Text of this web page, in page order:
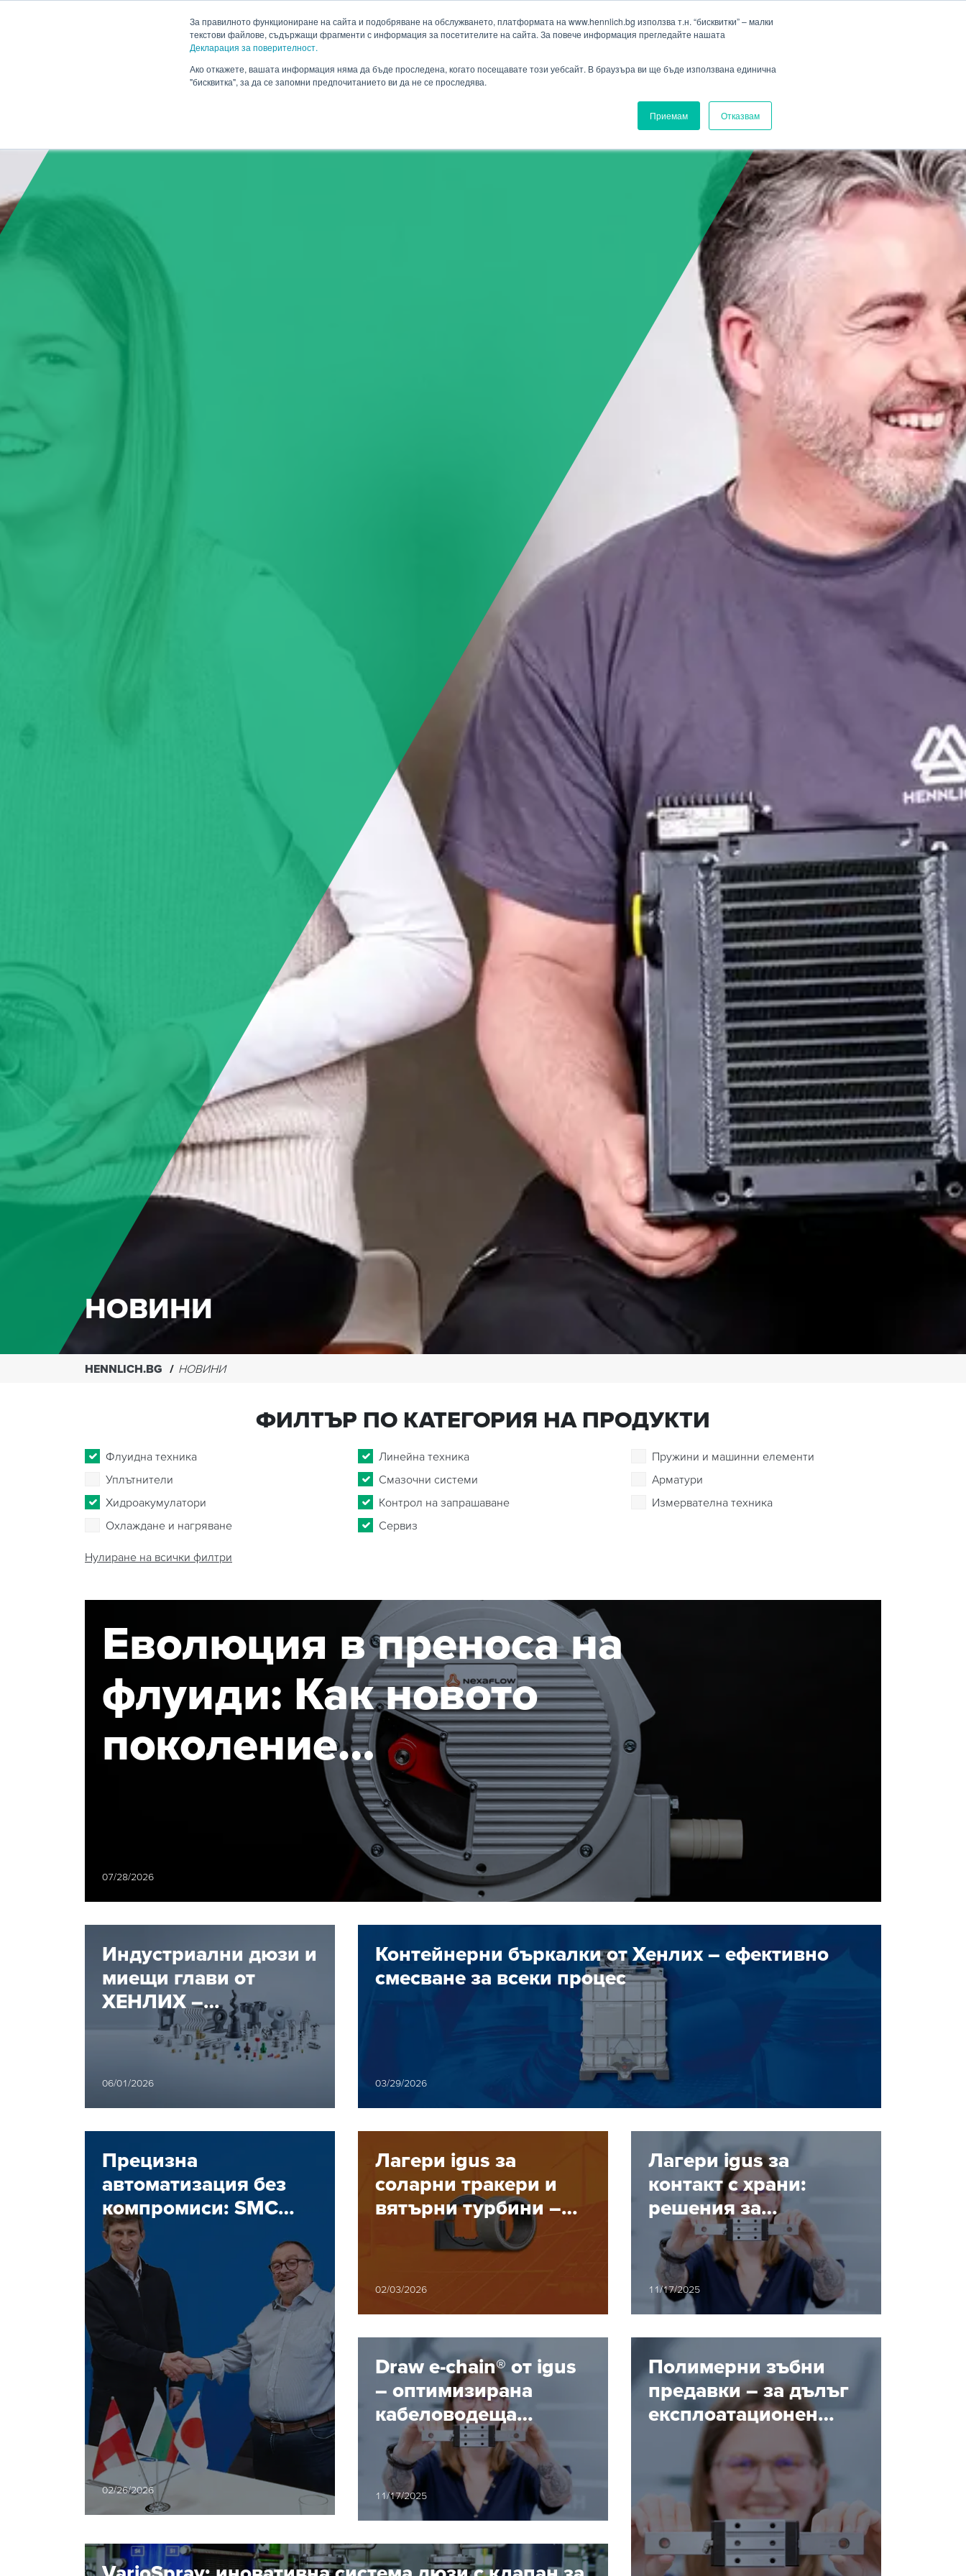
За правилното функциониране на сайта и подобряване на обслужването, платформата на www.hennlich.bg използва т.н. “бисквитки” – малки
текстови файлове, съдържащи фрагменти с информация за посетителите на сайта. За повече информация прегледайте нашата
Декларация за поверителност.
Ако откажете, вашата информация няма да бъде проследена, когато посещавате този уебсайт. В браузъра ви ще бъде използвана единична
"бисквитка", за да се запомни предпочитанието ви да не се проследява.
Приемам Отказвам
Падащо меню ФирмаПадащо меню Кариера
HENNLICH
Продукти Приложения
Търсене
НОВИНИ
HENNLICH.BG НОВИНИ
ФИЛТЪР ПО КАТЕГОРИЯ НА ПРОДУКТИ
Флуидна техника Линейна техника
Пружини и машинни елементи
Уплътнители
Смазочни системи
Арматури
Хидроакумулатори
Контрол на запрашаване
Измервателна техника
Охлаждане и нагряване
Сервиз
Нулиране на всички филтри
Еволюция в преноса на
флуиди: Как новото
поколение
перисталтични помпи
Nexaflow от HENNLICH
намалява разходите за
енергия с до 40%?
07/28/2026
Индустриални дюзи и
миещи глави от
ХЕНЛИХ –
ефективност,
надеждност и
06/01/2026
Контейнерни бъркалки от Хенлих – ефективно
смесване за всеки процес
03/29/2026
Прецизна
автоматизация без
компромиси: SMC
вече е част от
пневматичните
решения на Хенлих
02/26/2026
Лагери igus за
соларни тракери и
вятърни турбини –
висока надеждност
при екстремни
02/03/2026
Лагери igus за
контакт с храни:
решения за
индустрията, където
хигиената и
надеждността са
критични
11/17/2025
Draw e-chain® от igus
– оптимизирана
кабелoводеща
система за
ограничени
пространства
11/17/2025
Полимерни зъбни
предавки – за дълъг
експлоатационен
живот без смазване и
поддръжка